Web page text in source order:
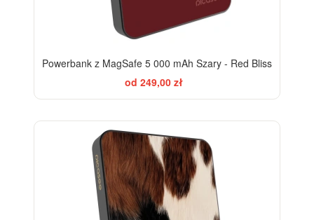
Powerbank z MagSafe 5 000 mAh Szary - Red Bliss
od 249,00 zł